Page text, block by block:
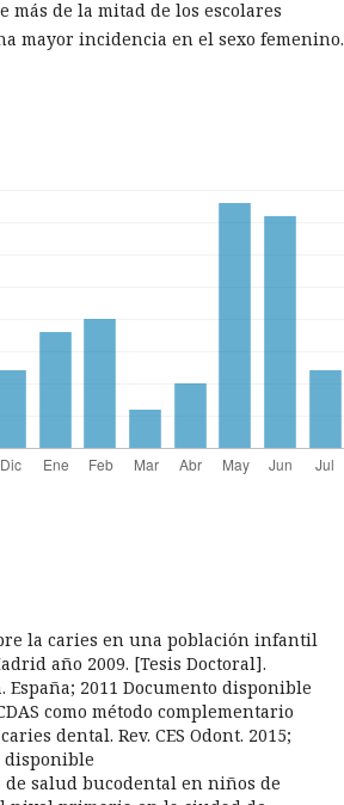
más de la mitad de los escolares
mayor incidencia en el sexo femenino.
la caries en una población infantil
año 2009. [Tesis Doctoral].
2011 Documento disponible
como método complementario
dental. Rev. CES Odont. 2015;
disponible
de salud bucodental en niños de